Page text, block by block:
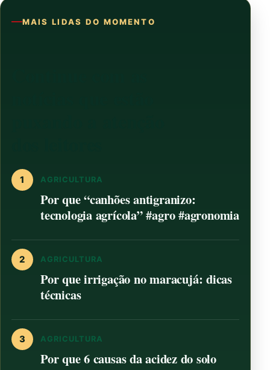
MAIS LIDAS DO MOMENTO
1 AGRICULTURA
Por que “canhões antigranizo:
tecnologia agrícola” #agro #agronomia
2 AGRICULTURA
Por que irrigação no maracujá: dicas
técnicas
3 AGRICULTURA
Por que 6 causas da acidez do solo